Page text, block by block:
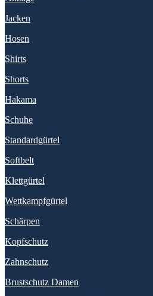
Jacken
Hosen
Shirts
Shorts
Hakama
Schuhe
Standardgürtel
Softbelt
Klettgürtel
Wettkampfgürtel
Schärpen
Kopfschutz
Zahnschutz
Brustschutz Damen